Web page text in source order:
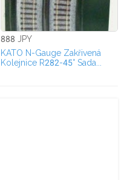
888 JPY
KATO N-Gauge Zakřivená
Kolejnice R282-45° Sada...